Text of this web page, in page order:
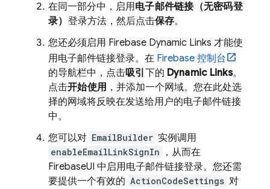
在同一部分中，启用电子邮件链接（无密码登
录） 登录方法，然后点击保存。
您还必须启用 Firebase Dynamic Links 才能使
用电子邮件链接登录。在 Firebase 控制台
的导航栏中，点击吸引 下的 Dynamic Links。
点击开始使用 ，并添加一个网域。您在此处选
择的网域将反映在发送给用户的电子邮件链接
中。
您可以对 EmailBuilder 实例调用
enableEmailLinkSignIn
，从而在
FirebaseUI 中启用电子邮件链接登录。您还需
要提供一个有效的 ActionCodeSettings 对